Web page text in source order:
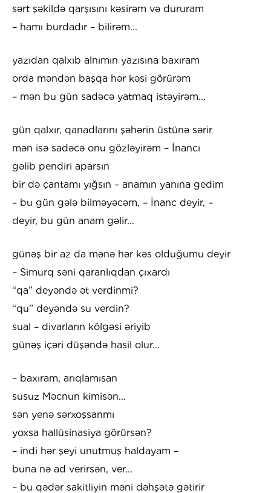
sərt şəkildə qarşısını kəsirəm və dururam
– hamı burdadır – bilirəm...
yazıdan qalxıb alnımın yazısına baxıram
orda məndən başqa hər kəsi görürəm
– mən bu gün sadəcə yatmaq istəyirəm...
gün qalxır, qanadlarını şəhərin üstünə sərir
mən isə sadəcə onu gözləyirəm – İnancı
gəlib pendiri aparsın
bir də çantamı yığsın – anamın yanına gedim
– bu gün gələ bilməyəcəm, – İnanc deyir, –
deyir, bu gün anam gəlir...
günəş bir az da mənə hər kəs olduğumu deyir
– Simurq səni qaranlıqdan çıxardı
“qa” deyəndə ət verdinmi?
“qu” deyəndə su verdin?
sual – divarların kölgəsi əriyib
günəş içəri düşəndə hasil olur...
– baxıram, arıqlamısan
susuz Məcnun kimisən...
sən yenə sərxoşsanmı
yoxsa hallüsinasiya görürsən?
– indi hər şeyi unutmuş haldayam –
buna nə ad verirsən, ver...
– bu qədər sakitliyin məni dəhşətə gətirir